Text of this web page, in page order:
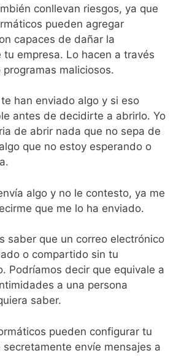
conllevan riesgos, ya que
pueden agregar
capaces de dañar la
tu empresa. Lo hacen a través
maliciosos.
han enviado algo y si eso
antes de decidirte a abrirlo. Yo
de abrir nada que no sepa de
que no estoy esperando o
algo y no le contesto, ya me
que me lo ha enviado.
saber que un correo electrónico
o compartido sin tu
Podríamos decir que equivale a
a una persona
saber.
pueden configurar tu
secretamente envíe mensajes a